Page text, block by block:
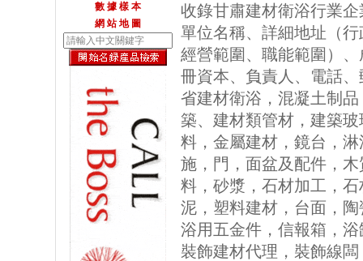
數 據 樣 本
網 站 地 圖
收錄甘肅建材衛浴行業
單位名稱、詳細地址（
經營範圍、職能範圍）
冊資本、負責人、電話
省建材衛浴，混凝土制
築、建材類管材，建築
料，金屬建材，鏡台，
施，門，面盆及配件，
料，砂漿，石材加工，
泥，塑料建材，台面，
浴用五金件，信報箱，
裝飾建材代理，裝飾線